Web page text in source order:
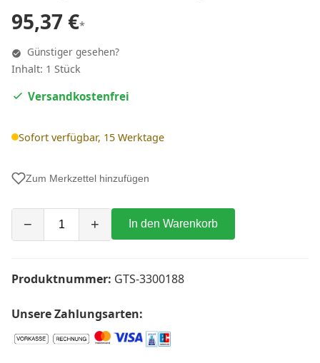
95,37 €*
Günstiger gesehen?
Inhalt: 1 Stück
Versandkostenfrei
Sofort verfügbar, 15 Werktage
Zum Merkzettel hinzufügen
− + In den Warenkorb
Produktnummer: GTS-3300188
Unsere Zahlungsarten: